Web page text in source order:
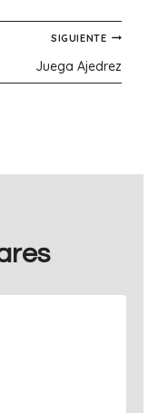
SIGUIENTE
Juega Ajedrez